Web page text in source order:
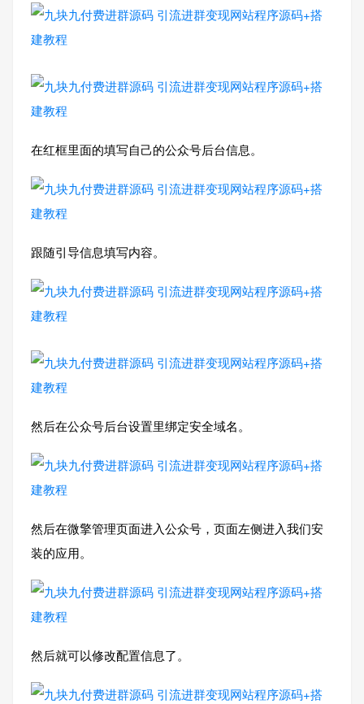
在红框里面的填写自己的公众号后台信息。
跟随引导信息填写内容。
然后在公众号后台设置里绑定安全域名。
然后在微擎管理页面进入公众号，页面左侧进入我们安
装的应用。
然后就可以修改配置信息了。